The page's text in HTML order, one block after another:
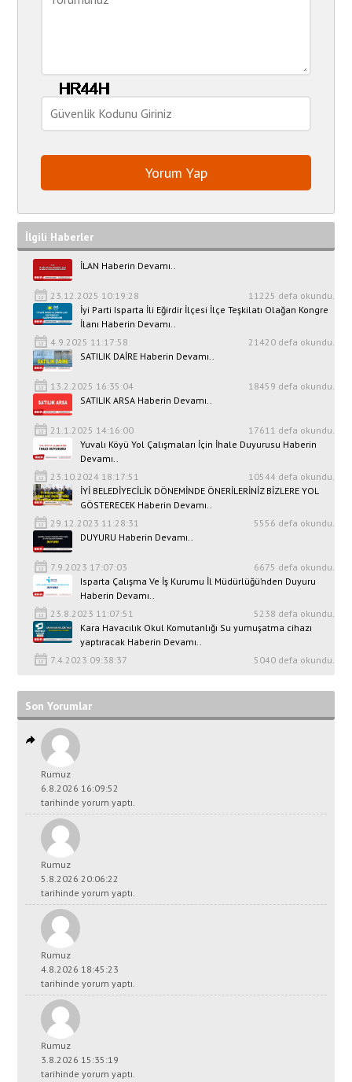
İlgili Haberler
İLAN Haberin Devamı..
23.12.2025 10:19:28
11225 defa okundu.
İyi Parti Isparta İli Eğirdir İlçesi İlçe Teşkilatı Olağan Kongre
İlanı Haberin Devamı..
4.9.2025 11:17:58
21420 defa okundu.
SATILIK DAİRE Haberin Devamı..
13.2.2025 16:35:04
18459 defa okundu.
SATILIK ARSA Haberin Devamı..
21.1.2025 14:16:00
17611 defa okundu.
Yuvalı Köyü Yol Çalışmaları İçin İhale Duyurusu Haberin
Devamı..
23.10.2024 18:17:51
10544 defa okundu.
İYİ BELEDİYECİLİK DÖNEMİNDE ÖNERİLERİNİZ BİZLERE YOL
GÖSTERECEK Haberin Devamı..
29.12.2023 11:28:31
5556 defa okundu.
DUYURU Haberin Devamı..
7.9.2023 17:07:03
6675 defa okundu.
Isparta Çalışma Ve İş Kurumu İl Müdürlüğü’nden Duyuru
Haberin Devamı..
23.8.2023 11:07:51
5238 defa okundu.
Kara Havacılık Okul Komutanlığı Su yumuşatma cihazı
yaptıracak Haberin Devamı..
7.4.2023 09:38:37
5040 defa okundu.
Son Yorumlar
Rumuz
6.8.2026 16:09:52
tarihinde yorum yaptı.
Rumuz
5.8.2026 20:06:22
tarihinde yorum yaptı.
Rumuz
4.8.2026 18:45:23
tarihinde yorum yaptı.
Rumuz
3.8.2026 15:35:19
tarihinde yorum yaptı.